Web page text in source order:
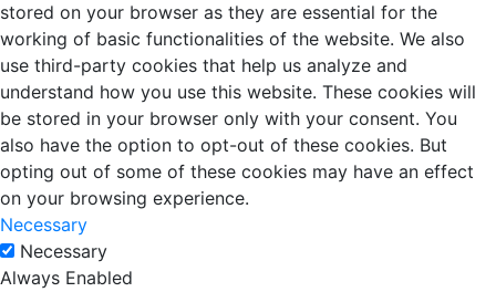
stored on your browser as they are essential for the
working of basic functionalities of the website. We also
use third-party cookies that help us analyze and
understand how you use this website. These cookies will
be stored in your browser only with your consent. You
also have the option to opt-out of these cookies. But
opting out of some of these cookies may have an effect
on your browsing experience.
Necessary
Necessary
Always Enabled